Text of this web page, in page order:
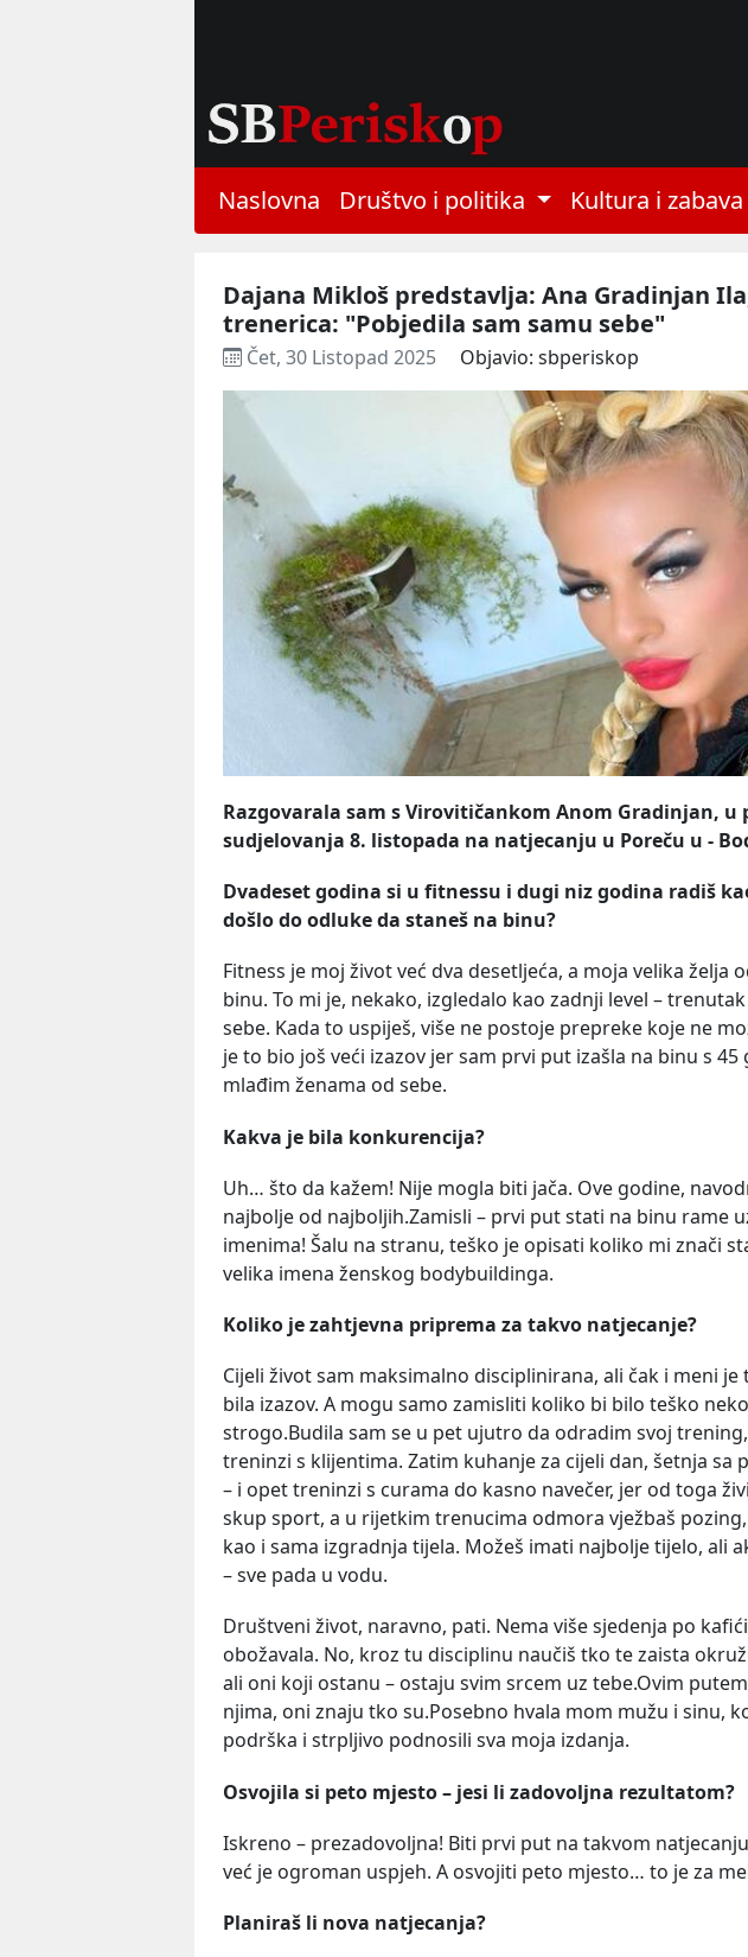
Naslovna Društvo i politika Kultura i zabava
Dajana Mikloš predstavlja: Ana Gradinjan
trenerica: "Pobjedila sam samu sebe"
Čet, 30 Listopad 2025 Objavio: sbperiskop
Razgovarala sam s Virovitičankom Anom Gradinjan, u
sudjelovanja 8. listopada na natjecanju u Poreču u -
Dvadeset godina si u fitnessu i dugi niz godina radiš
došlo do odluke da staneš na binu?
Fitness je moj život već dva desetljeća, a moja velika želja
binu. To mi je, nekako, izgledalo kao zadnji level –
sebe. Kada to uspiješ, više ne postoje prepreke koje ne
je to bio još veći izazov jer sam prvi put izašla na binu s
mlađim ženama od sebe.
Kakva je bila konkurencija?
Uh… što da kažem! Nije mogla biti jača. Ove godine,
najbolje od najboljih.Zamisli – prvi put stati na binu rame
imenima! Šalu na stranu, teško je opisati koliko mi znači
velika imena ženskog bodybuildinga.
Koliko je zahtjevna priprema za takvo natjecanje?
Cijeli život sam maksimalno disciplinirana, ali čak i meni
bila izazov. A mogu samo zamisliti koliko bi bilo teško
strogo.Budila sam se u pet ujutro da odradim svoj
treninzi s klijentima. Zatim kuhanje za cijeli dan, šetnja sa
– i opet treninzi s curama do kasno navečer, jer od toga
skup sport, a u rijetkim trenucima odmora vježbaš
kao i sama izgradnja tijela. Možeš imati najbolje tijelo, ali
– sve pada u vodu.
Društveni život, naravno, pati. Nema više sjedenja po
obožavala. No, kroz tu disciplinu naučiš tko te zaista
ali oni koji ostanu – ostaju svim srcem uz tebe.Ovim
njima, oni znaju tko su.Posebno hvala mom mužu i sinu,
podrška i strpljivo podnosili sva moja izdanja.
Osvojila si peto mjesto – jesi li zadovoljna rezultatom?
Iskreno – prezadovoljna! Biti prvi put na takvom
već je ogroman uspjeh. A osvojiti peto mjesto… to je za
Planiraš li nova natjecanja?